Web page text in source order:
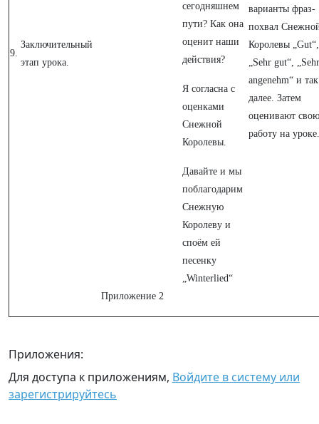
9.
Заключительный
этап урока.
Приложение 2
сегодняшнем
пути? Как она
оценит наши
действия?
Я согласна с
оценками
Снежной
Королевы.
Давайте и мы
поблагодарим
Снежную
Королеву и
споём ей
песенку
„Winterlied“
варианты фраз-
похвал
Королевы „Gut“,
„Sehr gut“, „Sehr
angenehm“ и так
далее. Затем
оценивают свою
работу на уроке.
Приложения:
Для доступа к приложениям, Войдите в систему или
зарегистрируйтесь